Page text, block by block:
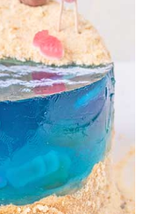
Zdrowo i fit
Kuchnie świata
SKLEP